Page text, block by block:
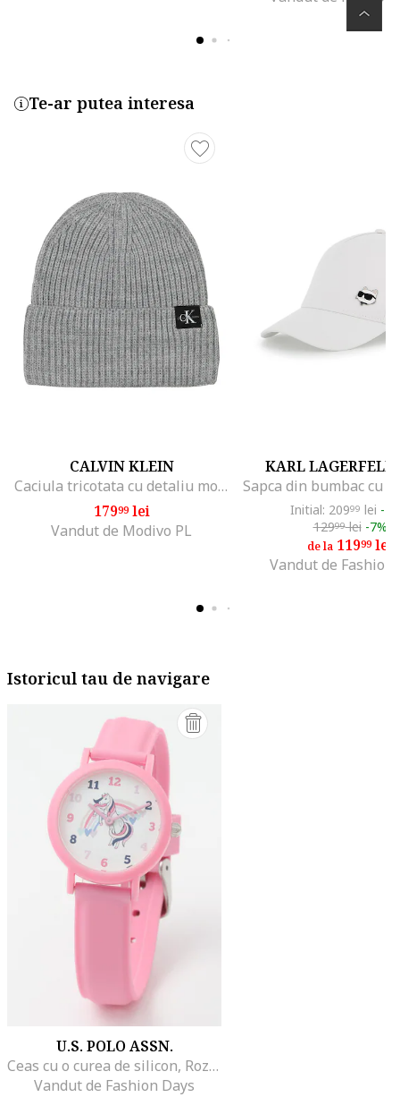
Te-ar putea interesa
CALVIN KLEIN
Caciula tricotata cu detaliu monograma, Gri
17999lei
Vandut de Modivo PL
KARL
Initial: 20999 lei -
12999lei -7%
de la 11999lei
Vandut de Fashion
Istoricul tau de navigare
U.S. POLO ASSN.
Ceas cu o curea de silicon, Roz pastel
Vandut de Fashion Days